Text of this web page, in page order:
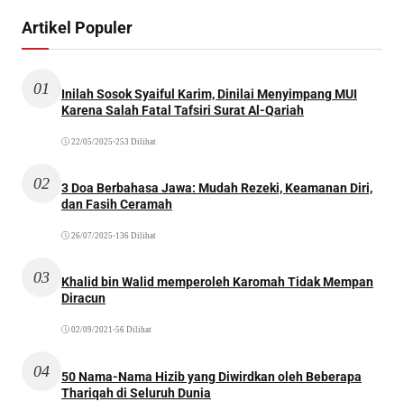
Artikel Populer
01
Inilah Sosok Syaiful Karim, Dinilai Menyimpang MUI
Karena Salah Fatal Tafsiri Surat Al-Qariah
22/05/2025 •253 Dilihat
02
3 Doa Berbahasa Jawa: Mudah Rezeki, Keamanan Diri,
dan Fasih Ceramah
26/07/2025 •136 Dilihat
03
Khalid bin Walid memperoleh Karomah Tidak Mempan
Diracun
02/09/2021 •56 Dilihat
04
50 Nama-Nama Hizib yang Diwirdkan oleh Beberapa
Thariqah di Seluruh Dunia